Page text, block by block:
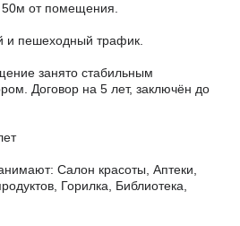
50м от помещения.
и пешеходный трафик.
занято стабильным
Договор на 5 лет, заключён до
Салон красоты, Аптеки,
Горилка, Библиотека,